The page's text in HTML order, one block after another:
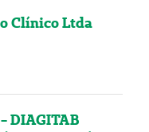
Clínico Ltda
DIAGITAB